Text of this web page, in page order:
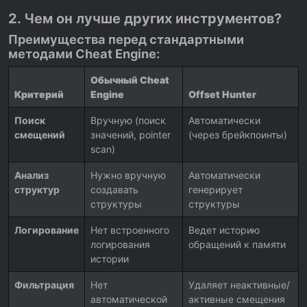
2. Чем он лучше других инструментов?
Преимущества перед стандартными
методами Cheat Engine:
Критерий
Обычный Cheat
Engine
Offset Hunter
Поиск
смещений
Вручную (поиск
значений, pointer
scan)
Автоматически
(через брейкпоинты)
Анализ
структур
Нужно вручную
создавать
структуры
Автоматически
генерирует
структуры
Логирование
Нет встроенного
логирования
истории
Ведет историю
обращений к памяти
Фильтрация
Нет
автоматической
Удаляет неактивные/
активные смещения